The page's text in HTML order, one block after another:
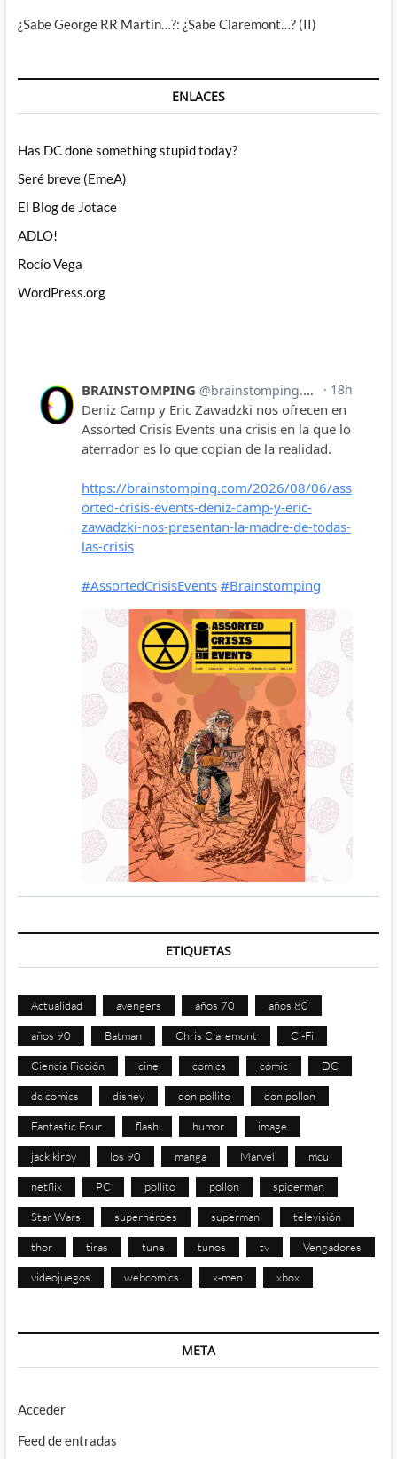
¿Sabe George RR Martin…?: ¿Sabe Claremont…? (II)
ENLACES
Has DC done something stupid today?
Seré breve (EmeA)
El Blog de Jotace
ADLO!
Rocío Vega
WordPress.org
ETIQUETAS
Actualidad avengers años 70 años 80
años 90 Batman Chris Claremont Ci-Fi
Ciencia Ficción cine comics cómic DC
dc comics disney don pollito don pollon
Fantastic Four flash humor image
jack kirby los 90 manga Marvel mcu
netflix PC pollito pollon spiderman
Star Wars superhéroes superman televisión
thor tiras tuna tunos tv Vengadores
videojuegos webcomics x-men xbox
META
Acceder
Feed de entradas